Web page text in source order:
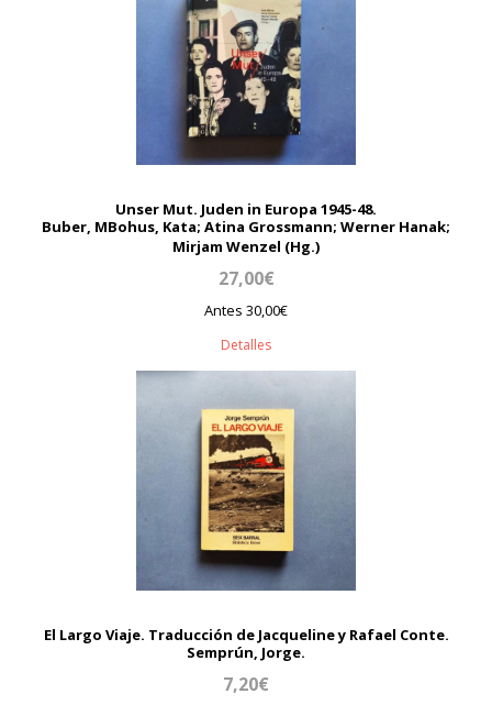
Unser Mut. Juden in Europa 1945-48.
Buber, MBohus, Kata; Atina Grossmann; Werner Hanak;
Mirjam Wenzel (Hg.)
27,00€
Antes 30,00€
Detalles
El Largo Viaje. Traducción de Jacqueline y Rafael Conte.
Semprún, Jorge.
7,20€